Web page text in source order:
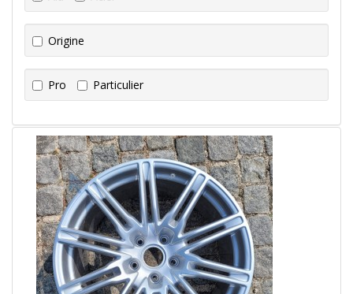
Origine
Pro Particulier